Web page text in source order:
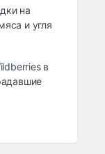
на
и угля
в